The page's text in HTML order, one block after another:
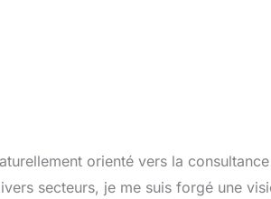
orienté vers la
secteurs, je me suis forgé une